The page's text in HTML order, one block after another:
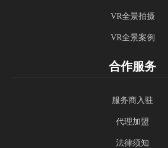
VR全景拍摄
VR全景案例
合作服务
服务商入驻
代理加盟
法律须知